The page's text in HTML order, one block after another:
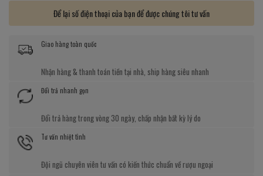
Để lại số điện thoại của bạn để được chúng tôi tư vấn
Giao hàng toàn quốc
Nhận hàng & thanh toán tiền tại nhà, ship hàng siêu nhanh
Đổi trả nhanh gọn
Đổi trả hàng trong vòng 30 ngày, chấp nhận bất kỳ lý do
Tư vấn nhiệt tình
Đội ngũ chuyên viên tư vấn có kiến thức chuẩn về rượu ngoại